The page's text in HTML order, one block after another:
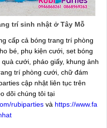
trí sinh nhật ở Tây Mỗ
cấp cả bóng trang trí phòng
bé, phụ kiện cưới, set bóng
cưới, pháo giấy, khung ảnh
trí phòng cưới, chữ đám
cập nhật liên tục trên
dõi chúng tôi tại
rubiparties và https://www.fa